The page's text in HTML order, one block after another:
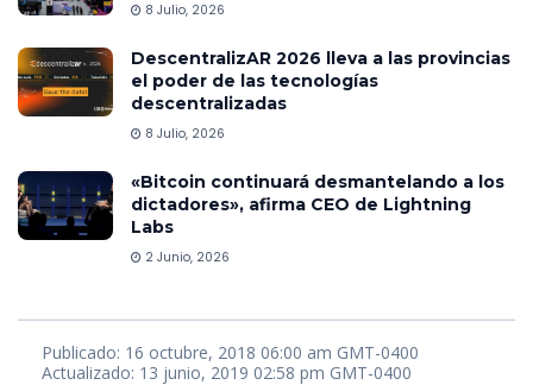
8 Julio, 2026
DescentralizAR 2026 lleva a las provincias
el poder de las tecnologías
descentralizadas
8 Julio, 2026
«Bitcoin continuará desmantelando a los
dictadores», afirma CEO de Lightning
Labs
2 Junio, 2026
Publicado: 16 octubre, 2018 06:00 am GMT-0400
Actualizado: 13 junio, 2019 02:58 pm GMT-0400